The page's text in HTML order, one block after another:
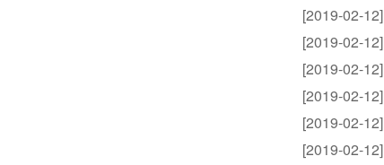
[2019-02-12]
[2019-02-12]
[2019-02-12]
[2019-02-12]
[2019-02-12]
[2019-02-12]